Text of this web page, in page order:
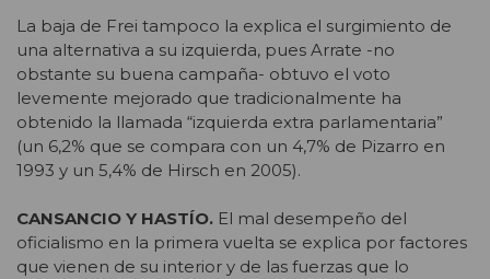
La baja de Frei tampoco la explica el surgimiento de
una alternativa a su izquierda, pues Arrate -no
obstante su buena campaña- obtuvo el voto
levemente mejorado que tradicionalmente ha
obtenido la llamada “izquierda extra parlamentaria”
(un 6,2% que se compara con un 4,7% de Pizarro en
1993 y un 5,4% de Hirsch en 2005).
CANSANCIO Y HASTÍO. El mal desempeño del
oficialismo en la primera vuelta se explica por factores
que vienen de su interior y de las fuerzas que lo